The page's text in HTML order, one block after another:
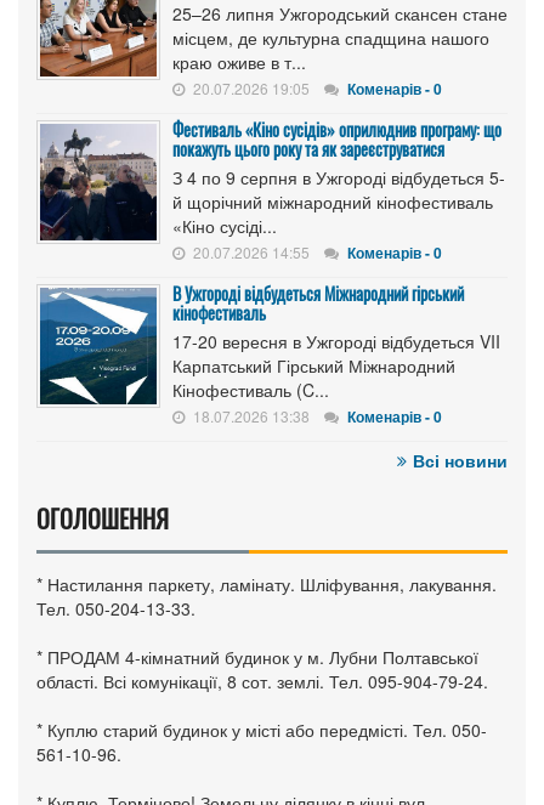
25–26 липня Ужгородський скансен стане
місцем, де культурна спадщина нашого
краю оживе в т...
20.07.2026 19:05 Коменарів - 0
Фестиваль «Кіно сусідів» оприлюднив програму: що
покажуть цього року та як зареєструватися
З 4 по 9 серпня в Ужгороді відбудеться 5-
й щорічний міжнародний кінофестиваль
«Кіно сусіді...
20.07.2026 14:55 Коменарів - 0
В Ужгороді відбудеться Міжнародний гірський
кінофестиваль
17-20 вересня в Ужгороді відбудеться VII
Карпатський Гірський Міжнародний
Кінофестиваль (C...
18.07.2026 13:38 Коменарів - 0
Всі новини
ОГОЛОШЕННЯ
* Настилання паркету, ламінату. Шліфування, лакування.
Тел. 050-204-13-33.
* ПРОДАМ 4-кімнатний будинок у м. Лубни Полтавської
області. Всі комунікації, 8 сот. землі. Тел. 095-904-79-24.
* Куплю старий будинок у місті або передмісті. Тел. 050-
561-10-96.